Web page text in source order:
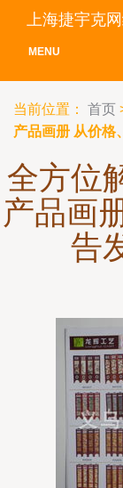
上海捷宇克
MENU
当前位置： 首页
产品画册 从价格
全方位
产品画
告